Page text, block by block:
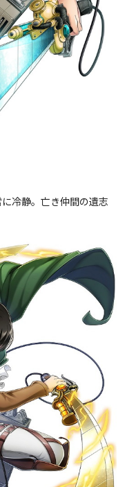
冷静。亡き仲間の遺志